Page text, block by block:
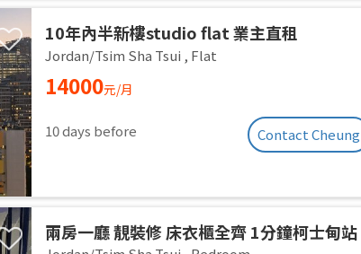
10年內半新樓studio flat 業主直租
Jordan/Tsim Sha Tsui , Flat
14000元/月
10 days before Contact Cheung
兩房一廳 靚裝修 床衣櫃全齊 1分鐘柯士甸站